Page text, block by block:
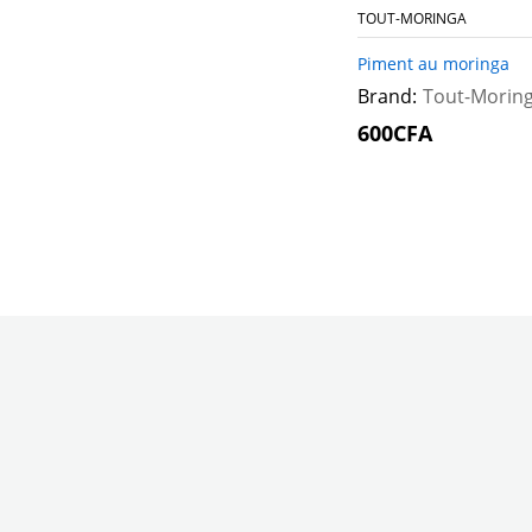
TOUT-MORINGA
Piment au moringa
Brand: Tout-
600CFA
600CFA